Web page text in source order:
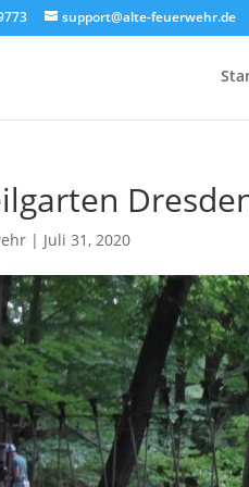
support@alte-feuerwehr.de
| Juli 31, 2020